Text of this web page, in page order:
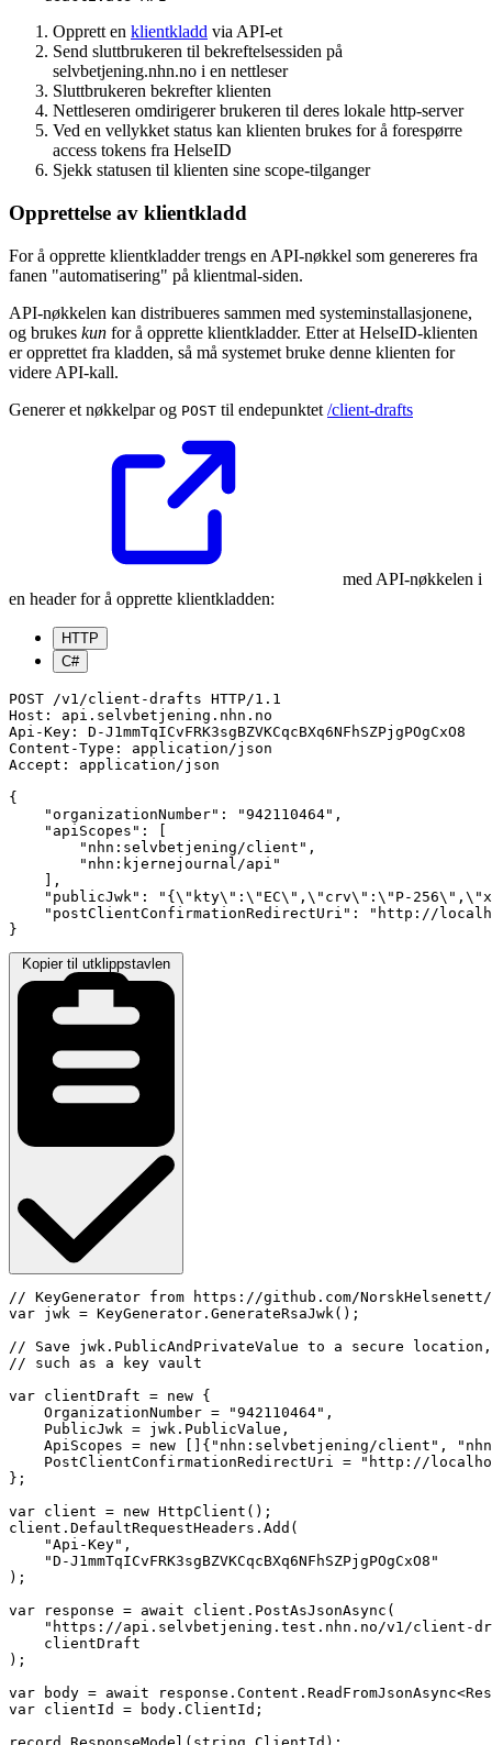
Opprett en klientkladd via API-et
Send sluttbrukeren til bekreftelsessiden på
selvbetjening.nhn.no i en nettleser
Sluttbrukeren bekrefter klienten
Nettleseren omdirigerer brukeren til deres lokale http-server
Ved en vellykket status kan klienten brukes for å forespørre
access tokens fra HelseID
Sjekk statusen til klienten sine scope-tilganger
Opprettelse av klientkladd
For å opprette klientkladder trengs en API-nøkkel som genereres fra
fanen "automatisering" på klientmal-siden.
API-nøkkelen kan distribueres sammen med systeminstallasjonene,
og brukes kun for å opprette klientkladder. Etter at HelseID-klienten
er opprettet fra kladden, så må systemet bruke denne klienten for
videre API-kall.
Generer et nøkkelpar og POST til endepunktet /client-drafts
med API-nøkkelen i
en header for å opprette klientkladden:
HTTP
C#
POST /v1/client-drafts HTTP/1.1
Host: api.selvbetjening.nhn.no
Api-Key: D-J1mmTqICvFRK3sgBZVKCqcBXq6NFhSZPjgPOgCxO8
Content-Type: application/json
Accept: application/json
{
    "organizationNumber": "942110464",
    "apiScopes": [
        "nhn:selvbetjening/client",
        "nhn:kjernejournal/api"
    ],
"publicJwk": "{\"kty\":\"EC\",\"crv\":\"P-
"postClientConfirmationRedirectUri": "http://
}
Kopier til utklippstavlen
// KeyGenerator from https://github.com/NorskHelsenett/
var jwk = KeyGenerator.GenerateRsaJwk();
// Save jwk.PublicAndPrivateValue to a secure location,
// such as a key vault
var clientDraft = new {
    OrganizationNumber = "942110464",
    PublicJwk = jwk.PublicValue,
ApiScopes = new []{"nhn:selvbetjening/client",
PostClientConfirmationRedirectUri = "http://
};
var client = new HttpClient();
client.DefaultRequestHeaders.Add(
    "Api-Key",
    "D-J1mmTqICvFRK3sgBZVKCqcBXq6NFhSZPjgPOgCxO8"
);
var response = await client.PostAsJsonAsync(
"https://api.selvbetjening.test.nhn.no/v1/client-
    clientDraft
);
var body = await
var clientId = body.ClientId;